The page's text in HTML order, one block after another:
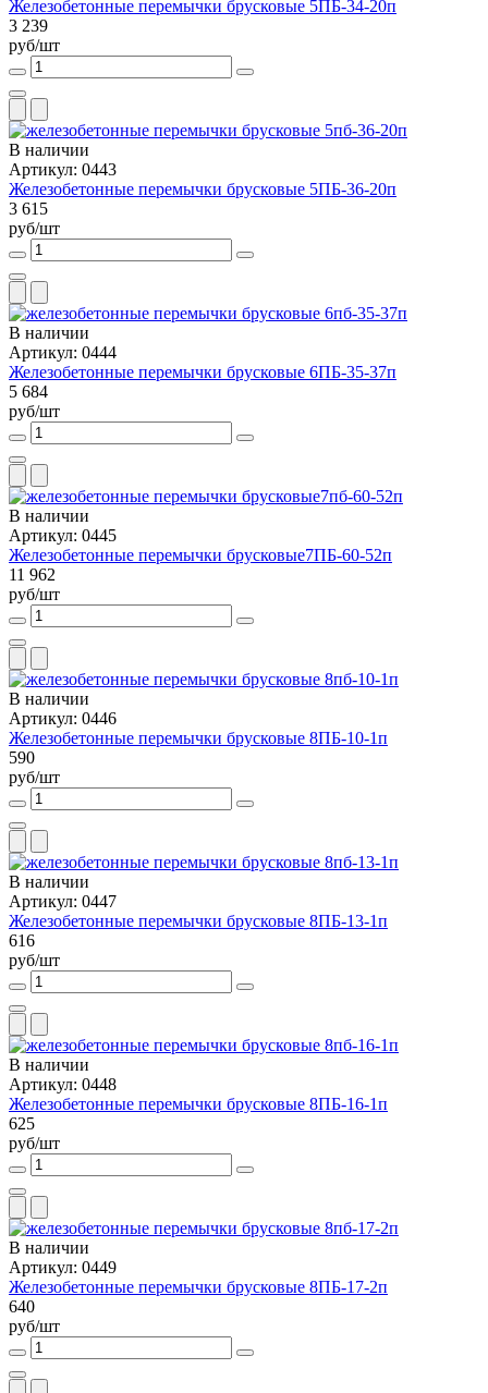
Железобетонные перемычки брусковые 5ПБ-34-20п
3 239
руб/шт
В наличии
Артикул: 0443
Железобетонные перемычки брусковые 5ПБ-36-20п
3 615
руб/шт
В наличии
Артикул: 0444
Железобетонные перемычки брусковые 6ПБ-35-37п
5 684
руб/шт
В наличии
Артикул: 0445
Железобетонные перемычки брусковые7ПБ-60-52п
11 962
руб/шт
В наличии
Артикул: 0446
Железобетонные перемычки брусковые 8ПБ-10-1п
590
руб/шт
В наличии
Артикул: 0447
Железобетонные перемычки брусковые 8ПБ-13-1п
616
руб/шт
В наличии
Артикул: 0448
Железобетонные перемычки брусковые 8ПБ-16-1п
625
руб/шт
В наличии
Артикул: 0449
Железобетонные перемычки брусковые 8ПБ-17-2п
640
руб/шт